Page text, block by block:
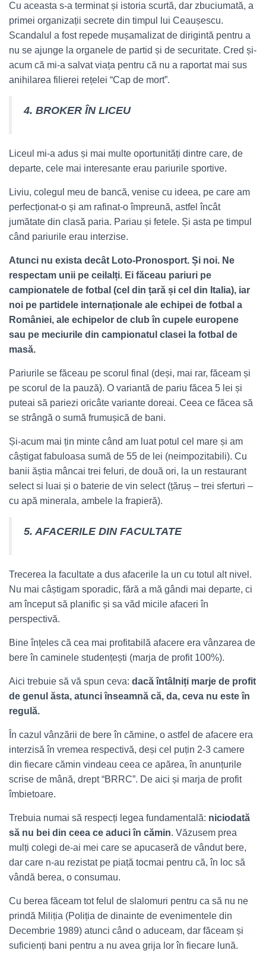
Cu aceasta s-a terminat și istoria scurtă, dar zbuciumată, a
primei organizații secrete din timpul lui Ceaușescu.
Scandalul a fost repede mușamalizat de dirigintă pentru a
nu se ajunge la organele de partid și de securitate. Cred și-
acum că mi-a salvat viața pentru că nu a raportat mai sus
anihilarea filierei rețelei “Cap de mort”.
4. BROKER ÎN LICEU
Liceul mi-a adus și mai multe oportunități dintre care, de
departe, cele mai interesante erau pariurile sportive.
Liviu, colegul meu de bancă, venise cu ideea, pe care am
perfecționat-o și am rafinat-o împreună, astfel încât
jumătate din clasă paria. Pariau și fetele. Și asta pe timpul
când pariurile erau interzise.
Atunci nu exista decât Loto-Pronosport. Și noi. Ne
respectam unii pe ceilalți. Ei făceau pariuri pe
campionatele de fotbal (cel din țară și cel din Italia), iar
noi pe partidele internaționale ale echipei de fotbal a
României, ale echipelor de club în cupele europene
sau pe meciurile din campionatul clasei la fotbal de
masă.
Pariurile se făceau pe scorul final (deși, mai rar, făceam și
pe scorul de la pauză). O variantă de pariu făcea 5 lei și
puteai să pariezi oricâte variante doreai. Ceea ce făcea să
se strângă o sumă frumușică de bani.
Și-acum mai țin minte când am luat potul cel mare și am
câștigat fabuloasa sumă de 55 de lei (neimpozitabili). Cu
banii ăștia mâncai trei feluri, de două ori, la un restaurant
select si luai și o baterie de vin select (țăruș – trei sferturi –
cu apă minerala, ambele la frapieră).
5. AFACERILE DIN FACULTATE
Trecerea la facultate a dus afacerile la un cu totul alt nivel.
Nu mai câștigam sporadic, fără a mă gândi mai departe, ci
am început să planific și sa văd micile afaceri în
perspectivă.
Bine înțeles că cea mai profitabilă afacere era vânzarea de
bere în caminele studențești (marja de profit 100%).
Aici trebuie să vă spun ceva: dacă întâlniți marje de profit
de genul ăsta, atunci înseamnă că, da, ceva nu este în
regulă.
În cazul vânzării de bere în cămine, o astfel de afacere era
interzisă în vremea respectivă, deși cel puțin 2-3 camere
din fiecare cămin vindeau ceea ce apărea, în anunțurile
scrise de mână, drept “BRRC”. De aici și marja de profit
îmbietoare.
Trebuia numai să respecți legea fundamentală: niciodată
să nu bei din ceea ce aduci în cămin. Văzusem prea
mulți colegi de-ai mei care se apucaseră de vândut bere,
dar care n-au rezistat pe piață tocmai pentru că, în loc să
vândă berea, o consumau.
Cu berea făceam tot felul de slalomuri pentru ca să nu ne
prindă Miliția (Poliția de dinainte de evenimentele din
Decembrie 1989) atunci când o aduceam, dar făceam și
suficienți bani pentru a nu avea grija lor în fiecare lună.